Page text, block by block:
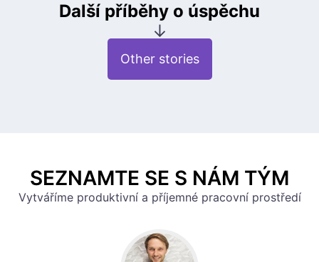
Další příběhy o úspěchu
↓
Other stories
SEZNAMTE SE S NÁM TÝM
Vytváříme produktivní a příjemné pracovní prostředí